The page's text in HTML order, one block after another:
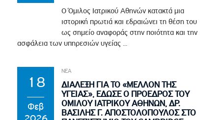
Ο Όμιλος Ιατρικού Αθηνών κατακτά μια
ιστορική πρωτιά και εδραιώνει τη θέση του
ως σημείο αναφοράς στην ποιότητα και την
ασφάλεια των υπηρεσιών υγείας ...
18
Φεβ
ΝΕΑ
ΔΙΑΛΕΞΗ ΓΙΑ ΤΟ «ΜΕΛΛΟΝ ΤΗΣ
ΥΓΕΙΑΣ», ΕΔΩΣΕ Ο ΠΡΟΕΔΡΟΣ ΤΟΥ
ΟΜΙΛΟΥ ΙΑΤΡΙΚΟΥ ΑΘΗΝΩΝ, ΔΡ.
ΒΑΣΙΛΗΣ Γ. ΑΠΟΣΤΟΛΟΠΟΥΛΟΣ ΣΤΟ